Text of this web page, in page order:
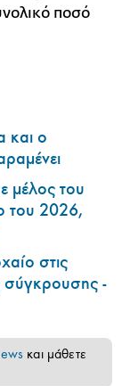
ποσό
και ο
μέλος του
του 2026,
στις
σύγκρουσης -
και μάθετε